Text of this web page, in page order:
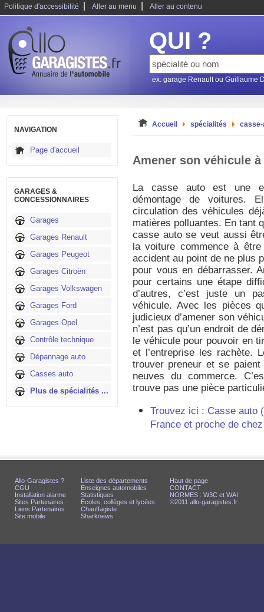
Politique d'accessibilité Aller au menu Aller au contenu
QUI ?
ex: garage Renault ou Guillaume
NAVIGATION
Page d'accueil
GARAGES &
CONCESSIONNAIRES
Garages
Garages Renault
Garages Peugeot
Garages Citroën
Garages Volkswagen
Garages Ford
Garages Opel
Contrôle technique
Dépannage auto
Casses auto
Plus de spécialités ...
Accueil spécialités
Amener son véhicule
La casse auto est une
démontage de voitures.
circulation des véhicules
matières polluantes. En tant
casse auto se veut aussi
la voiture commence à
accident au point de ne plus
pour vous en débarrasser.
pour certains une étape
d’autres, c’est juste un
véhicule. Avec les pièces
judicieux d’amener son
n’est pas qu’un endroit de
le véhicule pour pouvoir en
et l’entreprise les rachète.
trouver preneur et se
neuves du commerce.
trouve pas une pièce
Trouvez ici : Casse auto
France et proche de
Allo-Garagistes ?
CGU
Installation alarme
Sites Partenaires
Liens Partenaires
Site mobile
Liste des départements
Enseignes automobiles
Statistiques
Écoles, collèges et lycées
Chauffagiste
Sharknews
Haut de page
CONTACT
NORMES : W3C et WAI
©2011 allo-garagistes.fr